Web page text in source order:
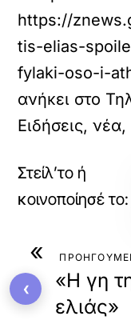
https://
tis-elias-
fylaki-oso-i-
ανήκει στο
Eιδήσεις,
«
«Η γη
ελιάς»
‹